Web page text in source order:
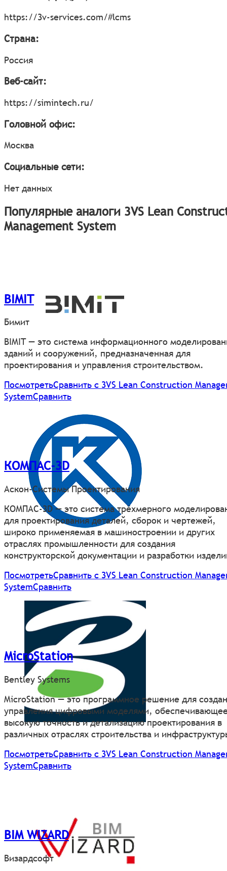
https://3v-services.com/#lcms
Страна:
Россия
Веб-сайт:
https://simintech.ru/
Головной офис:
Москва
Социальные сети:
Нет данных
Популярные аналоги 3VS Lean
Management System
BIMIT
Бимит
BIMIT — это система информационного
зданий и сооружений, предназначенная для
проектирования и управления строительством.
ПосмотретьСравнить с 3VS Lean Construction
SystemСравнить
КОМПАС-3D
Аскон-Системы Проектирования
КОМПАС-3D — это система трёхмерного
для проектирования деталей, сборок и чертежей,
широко применяемая в машиностроении и других
отраслях промышленности для создания
конструкторской документации и разработки
ПосмотретьСравнить с 3VS Lean Construction
SystemСравнить
MicroStation
Bentley Systems
MicroStation — это программное решение для
управления цифровыми моделями,
высокую точность и детализацию проектирования в
различных отраслях строительства и
ПосмотретьСравнить с 3VS Lean Construction
SystemСравнить
BIM WIZARD
Визардсофт